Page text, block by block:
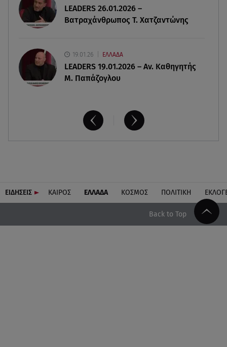
Αθηνά Οικονομάκου: Οι... hot αναρτήσεις της με
animal print μπικίνι!
LEADERS 26.01.2026 –
Βατραχάνθρωπος Τ. Χατζαντώνης
19.01.26 ΕΛΛΑΔΑ
LEADERS 19.01.2026 – Αν. Καθηγητής
Μ. Παπάζογλου
ΕΙΔΗΣΕΙΣ ΚΑΙΡΟΣ ΕΛΛΑΔΑ ΚΟΣΜΟΣ ΠΟΛΙΤΙΚΗ
Back to Top